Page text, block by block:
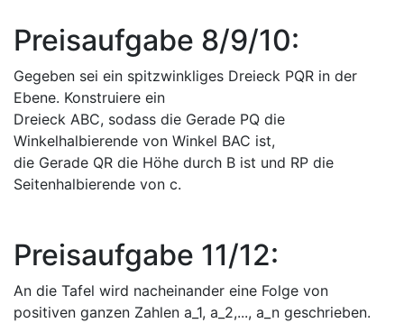
Preisaufgabe 8/9/10:
Gegeben sei ein spitzwinkliges Dreieck PQR in der
Ebene. Konstruiere ein
Dreieck ABC, sodass die Gerade PQ die
Winkelhalbierende von Winkel BAC ist,
die Gerade QR die Höhe durch B ist und RP die
Seitenhalbierende von c.
Preisaufgabe 11/12:
An die Tafel wird nacheinander eine Folge von
positiven ganzen Zahlen a_1, a_2,..., a_n geschrieben.